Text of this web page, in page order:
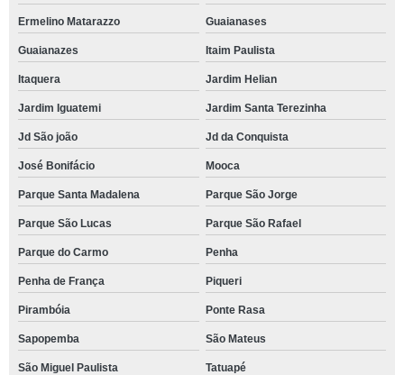
Ermelino Matarazzo Guaianases
Guaianazes Itaim Paulista
Itaquera Jardim Helian
Jardim Iguatemi Jardim Santa Terezinha
Jd São joão Jd da Conquista
José Bonifácio Mooca
Parque Santa Madalena Parque São Jorge
Parque São Lucas Parque São Rafael
Parque do Carmo Penha
Penha de França Piqueri
Pirambóia Ponte Rasa
Sapopemba São Mateus
São Miguel Paulista Tatuapé